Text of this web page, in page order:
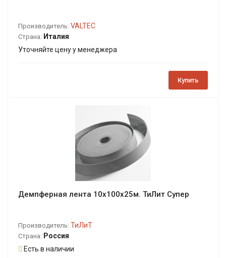
Производитель: VALTEC
Страна: Италия
Уточняйте цену у менеджера
Купить
Демпферная лента 10х100х25м. ТиЛит Супер
Производитель: ТиЛиТ
Страна: Россия
Есть в наличии